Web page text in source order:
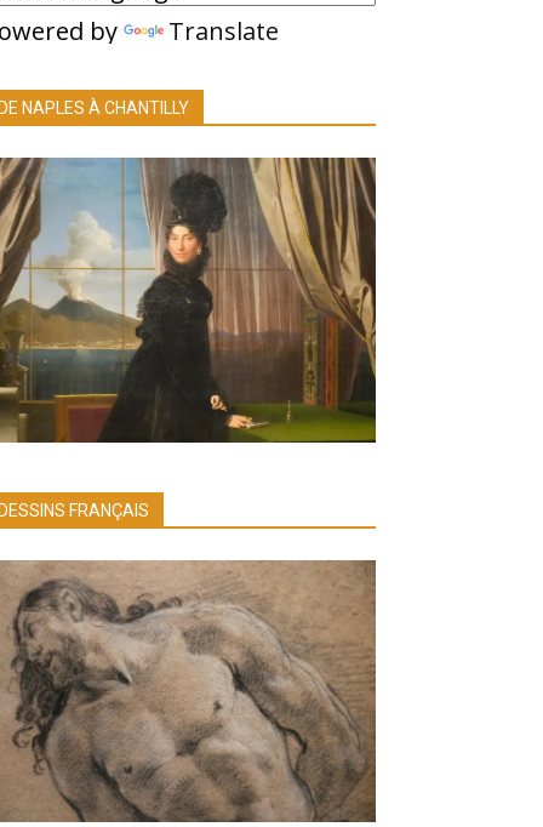
by Translate
NAPLES À CHANTILLY
FRANÇAIS